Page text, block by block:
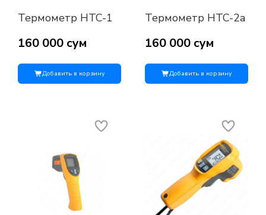
Термометр HTC-1
160 000 сум
Добавить в корзину
Термометр HTC-2a
160 000 сум
Добавить в корзину